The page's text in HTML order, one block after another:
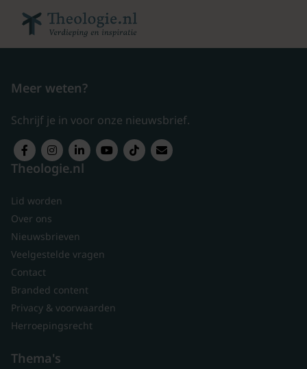
Meer weten?
Schrijf je in voor onze nieuwsbrief.
Theologie.nl
Lid worden
Over ons
Nieuwsbrieven
Veelgestelde vragen
Contact
Branded content
Privacy & voorwaarden
Herroepingsrecht
Thema's